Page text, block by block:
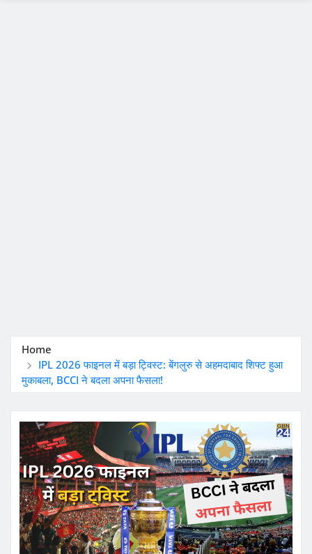
Home
IPL 2026 फाइनल में बड़ा ट्विस्ट: बेंगलुरु से अहमदाबाद शिफ्ट हुआ
मुकाबला, BCCI ने बदला अपना फैसला!